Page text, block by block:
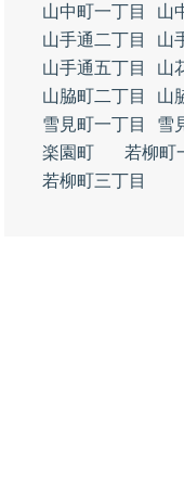
山中町一丁目
山
山手通二丁目
山
山手通五丁目
山
山脇町二丁目
山
雪見町一丁目
雪
楽園町
若柳町
若柳町三丁目